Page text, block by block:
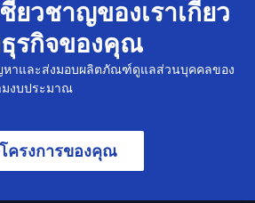
ยวชาญของเราเกี่ยว
รกิจของคุณ
หาและส่งมอบผลิตภัณฑ์ดูแลส่วนบุคคลของ
มงบประมาณ
ครงการของคุณ